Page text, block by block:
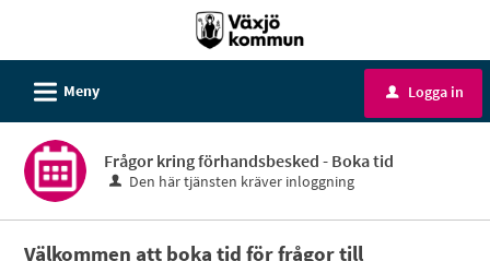
tjänster
Växjö
kommun
L Meny u Logga in
Frågor kring förhandsbesked - Boka tid
Den här tjänsten kräver inloggning
Välkommen att boka tid för frågor till